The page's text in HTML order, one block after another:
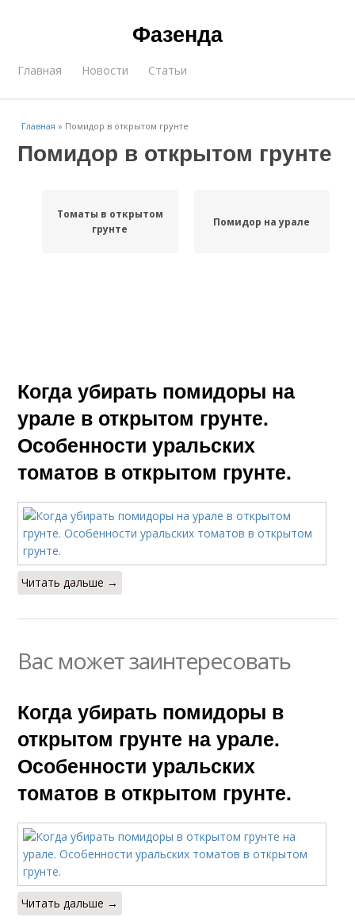
Фазенда
Главная Новости Статьи
Главная » Помидор в открытом грунте
Помидор в открытом грунте
Томаты в открытом
грунте
Помидор на урале
Когда убирать помидоры на
урале в открытом грунте.
Особенности уральских
томатов в открытом грунте.
Читать дальше →
Вас может заинтересовать
Когда убирать помидоры в
открытом грунте на урале.
Особенности уральских
томатов в открытом грунте.
Читать дальше →